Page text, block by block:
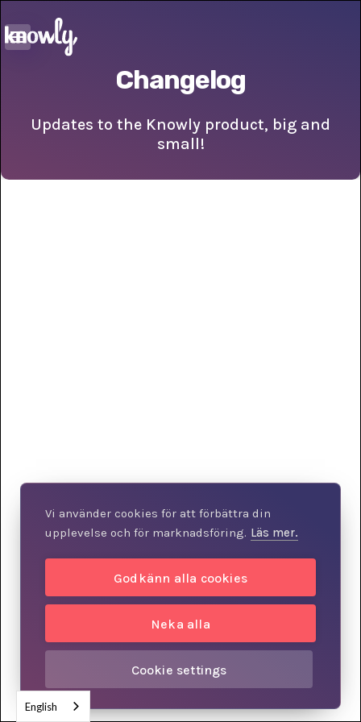
Vi använder cookies för att förbättra din
upplevelse och för marknadsföring. Läs mer.
Godkänn alla cookies
Neka alla
Cookie settings
Changelog
Updates to the Knowly product, big and
small!
English